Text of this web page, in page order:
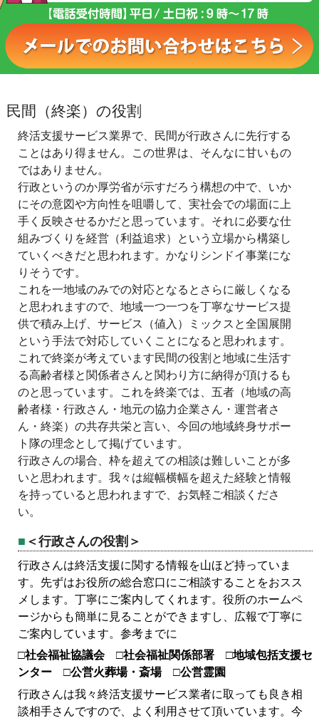
民間（終楽）の役割
終活支援サービス業界で、民間が行政さんに先行する
ことはあり得ません。この世界は、そんなに甘いもの
ではありません。
行政というのか厚労省が示すだろう構想の中で、いか
にその意図や方向性を咀嚼して、実社会での場面に上
手く反映させるかだと思っています。それに必要な仕
組みづくりを経営（利益追求）という立場から構築し
ていくべきだと思われます。かなりシンドイ事業にな
りそうです。
これを一地域のみでの対応となるとさらに厳しくなる
と思われますので、地域一つ一つを丁寧なサービス提
供で積み上げ、サービス（値入）ミックスと全国展開
という手法で対応していくことになると思われます。
これで終楽が考えています民間の役割と地域に生活す
る高齢者様と関係者さんと関わり方に納得が頂けるも
のと思っています。これを終楽では、五者（地域の高
齢者様・行政さん・地元の協力企業さん・運営者さ
ん・終楽）の共存共栄と言い、今回の地域終身サポー
ト隊の理念として掲げています。
行政さんの場合、枠を超えての相談は難しいことが多
いと思われます。我々は縦幅横幅を超えた経験と情報
を持っていると思われますで、お気軽ご相談くださ
い。
＜行政さんの役割＞
行政さんは終活支援に関する情報を山ほど持っていま
す。先ずはお役所の総合窓口にご相談することをおスス
メします。丁寧にご案内してくれます。役所のホームペ
ージからも簡単に見ることができますし、広報で丁寧に
ご案内しています。参考までに
□社会福祉協議会 □社会福祉関係部署 □地域包括支援セ
ンター □公営火葬場・斎場 □公営霊園
行政さんは我々終活支援サービス業者に取っても良き相
談相手さんですので、よく利用させて頂いています。今